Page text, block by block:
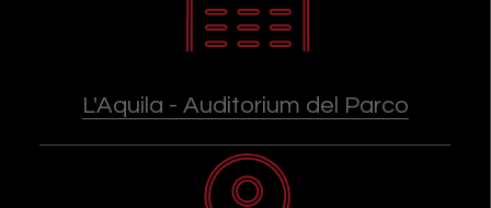
L'Aquila - Auditorium del Parco